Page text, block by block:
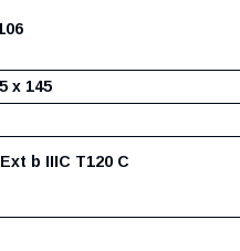
х 145
b IIIC T120 C